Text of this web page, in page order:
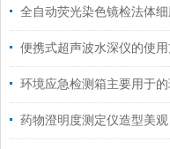
全自动荧光染色镜检法体
便携式超声波水深仪的使
环境应急检测箱主要用于
药物澄明度测定仪造型美